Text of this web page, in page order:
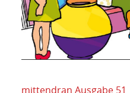
mittendran Ausgabe 51